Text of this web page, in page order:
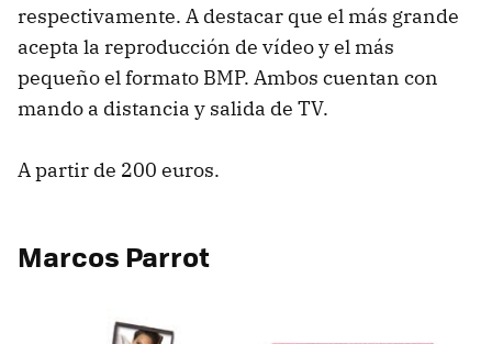
respectivamente. A destacar que el más grande
acepta la reproducción de vídeo y el más
pequeño el formato BMP. Ambos cuentan con
mando a distancia y salida de TV.
A partir de 200 euros.
Marcos Parrot